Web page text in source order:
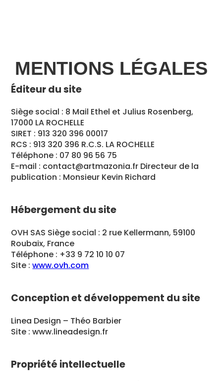
MENTIONS LÉGALES
Éditeur du site
Siège social : 8 Mail Ethel et Julius Rosenberg,
17000 LA ROCHELLE
SIRET : 913 320 396 00017
RCS : 913 320 396 R.C.S. LA ROCHELLE
Téléphone : 07 80 96 56 75
E-mail : contact@artmazonia.fr Directeur de la
publication : Monsieur Kevin Richard
Hébergement du site
OVH SAS Siège social : 2 rue Kellermann, 59100
Roubaix, France
Téléphone : +33 9 72 10 10 07
Site :www.ovh.com
Conception et développement du site
Linea Design – Théo Barbier
Site : www.lineadesign.fr
Propriété intellectuelle